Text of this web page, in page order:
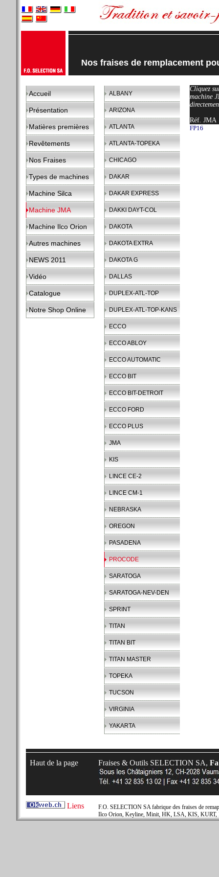
Nos fraises de remplacement
Accueil
Présentation
Matières premières
Revêtements
Nos Fraises
Types de machines
Machine Silca
Machine JMA
Machine Ilco Orion
Autres machines
NEWS 2011
Vidéo
Catalogue
Notre Shop Online
ALBANY
ARIZONA
ATLANTA
ATLANTA-TOPEKA
CHICAGO
DAKAR
DAKAR EXPRESS
DAKKI DAYT-COL
DAKOTA
DAKOTA EXTRA
DAKOTA G
DALLAS
DUPLEX-ATL-TOP
DUPLEX-ATL-TOP-KANS
ECCO
ECCO ABLOY
ECCO AUTOMATIC
ECCO BIT
ECCO BIT-DETROIT
ECCO FORD
ECCO PLUS
JMA
KIS
LINCE CE-2
LINCE CM-1
NEBRASKA
OREGON
PASADENA
PROCODE
SARATOGA
SARATOGA-NEV-DEN
SPRINT
TITAN
TITAN BIT
TITAN MASTER
TOPEKA
TUCSON
VIRGINIA
YAKARTA
Cliquez
machine
Réf. JMA
FP16
Haut de la page Fraises & Outils SELECTION SA,
Liens
F.O. SELECTION SA fabrique des fraises de
Ilco Orion, Keyline, Minit, HK, LSA, KIS, KURT,